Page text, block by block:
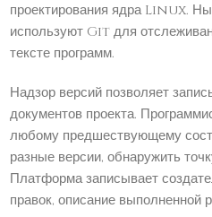
проектирования ядра Linux.
используют Git для
тексте программ.
Надзор версий позволяет
документов проекта.
любому предшествующему
разные версии, обнаружить
Платформа записывает
правок, описание выполненной